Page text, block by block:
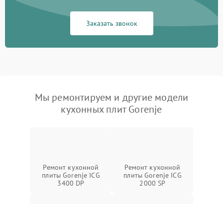
Заказать звонок
Мы ремонтируем и другие модели
кухонных плит Gorenje
Ремонт кухонной
плиты Gorenje ICG
3400 DP
Ремонт кухонной
плиты Gorenje ICG
2000 SP